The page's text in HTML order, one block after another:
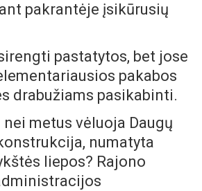
pakrantėje įsikūrusių
pastatytos, bet jose
pakabos
drabužiams pasikabinti.
metus vėluoja Daugų
numatyta
liepos? Rajono